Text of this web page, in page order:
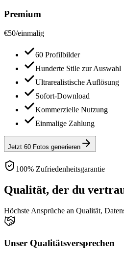
Premium
€50/einmalig
60 Profilbilder
Hunderte Stile zur Auswahl
Ultrarealistische Auflösung
Sofort-Download
Kommerzielle Nutzung
Einmalige Zahlung
Jetzt 60 Fotos generieren
100% Zufriedenheitsgarantie
Qualität, der du
Höchste Ansprüche an Qualität,
Unser Qualitätsversprechen